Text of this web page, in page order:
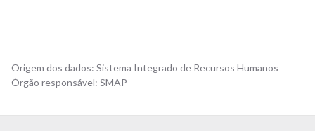
Origem dos dados: Sistema Integrado de Recursos Humanos
Órgão responsável: SMAP